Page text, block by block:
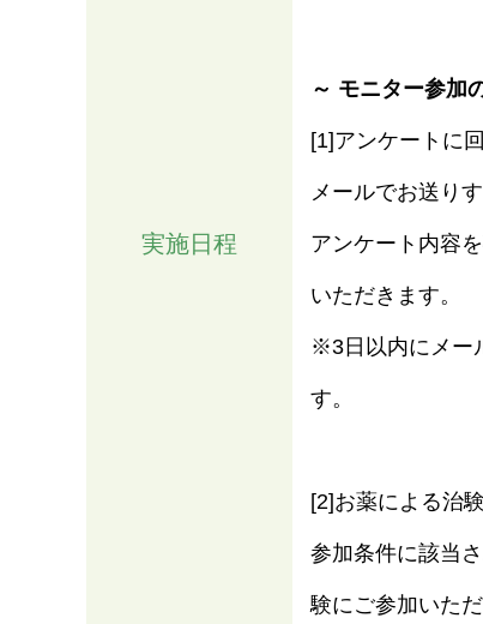
実施日程
～ モニター参加
[1]アンケートに
メールでお送り
アンケート内容
いただきます。
※3日以内にメー
す。
[2]お薬による治
参加条件に該当
験にご参加いただ